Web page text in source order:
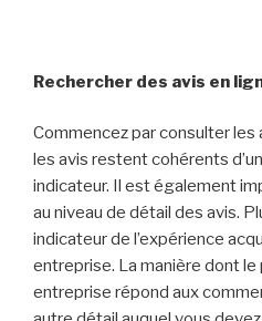
Rechercher des avis en
Commencez par consulter les
les avis restent cohérents
indicateur. Il est également
au niveau de détail des avis.
indicateur de l’expérience
entreprise. La manière dont le
entreprise répond aux